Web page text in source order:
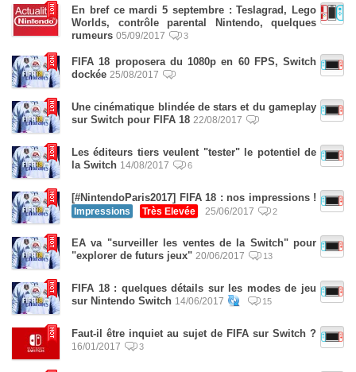
En bref ce mardi 5 septembre : Teslagrad, Lego
Worlds, contrôle parental Nintendo, quelques
rumeurs 05/09/2017 3
FIFA 18 proposera du 1080p en 60 FPS, Switch
dockée 25/08/2017
Une cinématique blindée de stars et du gameplay
sur Switch pour FIFA 18 22/08/2017
Les éditeurs tiers veulent "tester" le potentiel de
la Switch 14/08/2017 6
[#NintendoParis2017] FIFA 18 : nos impressions !
Impressions Très Elevée 25/06/2017 2
EA va "surveiller les ventes de la Switch" pour
"explorer de futurs jeux" 20/06/2017 13
FIFA 18 : quelques détails sur les modes de jeu
sur Nintendo Switch 14/06/2017 15
Faut-il être inquiet au sujet de FIFA sur Switch ?
16/01/2017 3